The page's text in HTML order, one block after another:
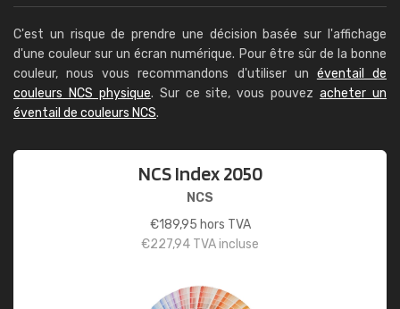
C'est un risque de prendre une décision basée sur l'affichage
d'une couleur sur un écran numérique. Pour être sûr de la bonne
couleur, nous vous recommandons d'utiliser un éventail de
couleurs NCS physique. Sur ce site, vous pouvezacheter un
éventail de couleurs NCS.
NCS Index 2050
NCS
€189,95 hors TVA
€227,94 TVA incluse